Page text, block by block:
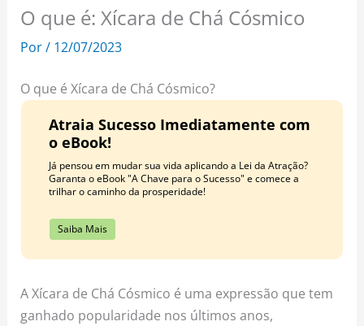
e
b
k
t
a
a
m
t
e
t
O que é: Xícara de Chá Cósmico
Por/ 12/07/2023
O que é Xícara de Chá Cósmico?
Atraia Sucesso Imediatamente com
o eBook!
Já pensou em mudar sua vida aplicando a Lei da Atração?
Garanta o eBook "A Chave para o Sucesso" e comece a
trilhar o caminho da prosperidade!
Saiba Mais
A Xícara de Chá Cósmico é uma expressão que tem
ganhado popularidade nos últimos anos,